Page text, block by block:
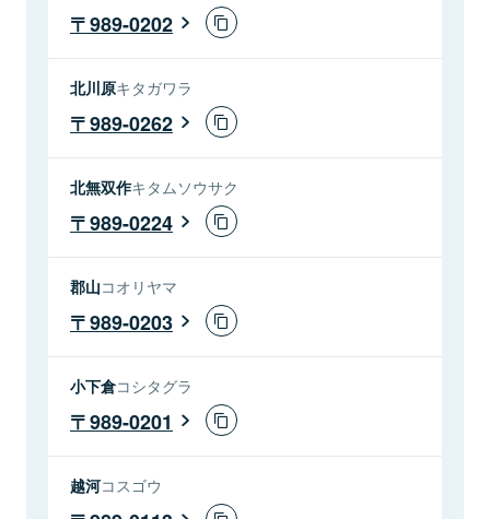
989-0202
北川原キタガワラ
989-0262
北無双作キタムソウサク
989-0224
郡山コオリヤマ
989-0203
小下倉コシタグラ
989-0201
越河コスゴウ